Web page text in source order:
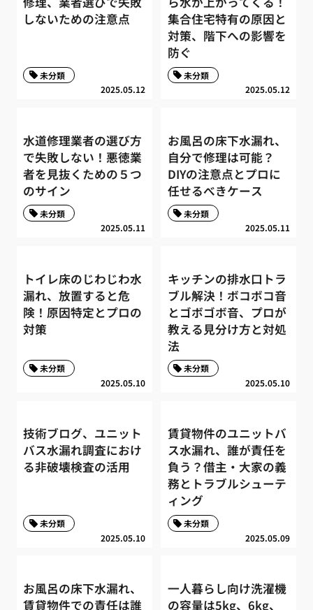
しないための注意点
2025.05.12
未分類
集合住宅特有の原因と
対策、階下への影響を
防ぐ
2025.05.12
未分類
水道修理業者の選び方
で失敗しない！悪徳業
者を見抜くための５つ
のサイン
2025.05.11
未分類
お風呂の床下水漏れ、
自分で修理は可能？
DIYの注意点とプロに
任せるべきケース
2025.05.11
未分類
トイレ床のじわじわ水
漏れ、放置すると危
険！原因特定とプロの
対策
2025.05.10
未分類
キッチンの排水口トラ
ブル解決！ボコボコ音
とゴボゴボ音、プロが
教える見分け方と対処
法
2025.05.10
未分類
技術ブログ、ユニット
バス水漏れ調査におけ
る非破壊検査の活用
2025.05.10
未分類
賃貸物件のユニットバ
ス水漏れ、誰が責任を
負う？借主・大家の義
務とトラブルシューテ
ィング
2025.05.09
未分類
お風呂の床下水漏れ、
賃貸物件での責任は誰
一人暮らし向け洗濯機
の容量は5kg、6kg、